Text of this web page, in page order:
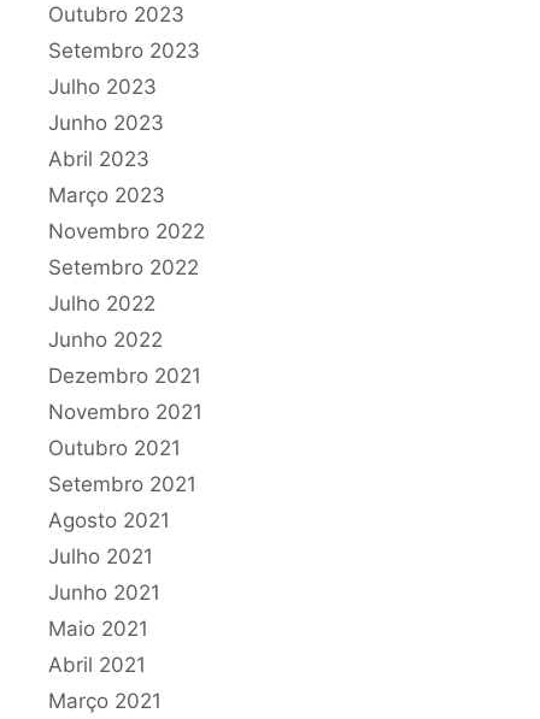
Outubro 2023
Setembro 2023
Julho 2023
Junho 2023
Abril 2023
Março 2023
Novembro 2022
Setembro 2022
Julho 2022
Junho 2022
Dezembro 2021
Novembro 2021
Outubro 2021
Setembro 2021
Agosto 2021
Julho 2021
Junho 2021
Maio 2021
Abril 2021
Março 2021